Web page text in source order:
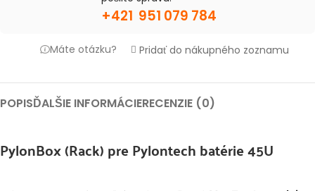
+421 951 079 784
Máte otázku? Pridať do nákupného zoznamu
POPISĎALŠIE INFORMÁCIERECENZIE (0)
PylonBox (Rack) pre Pylontech batérie 45U